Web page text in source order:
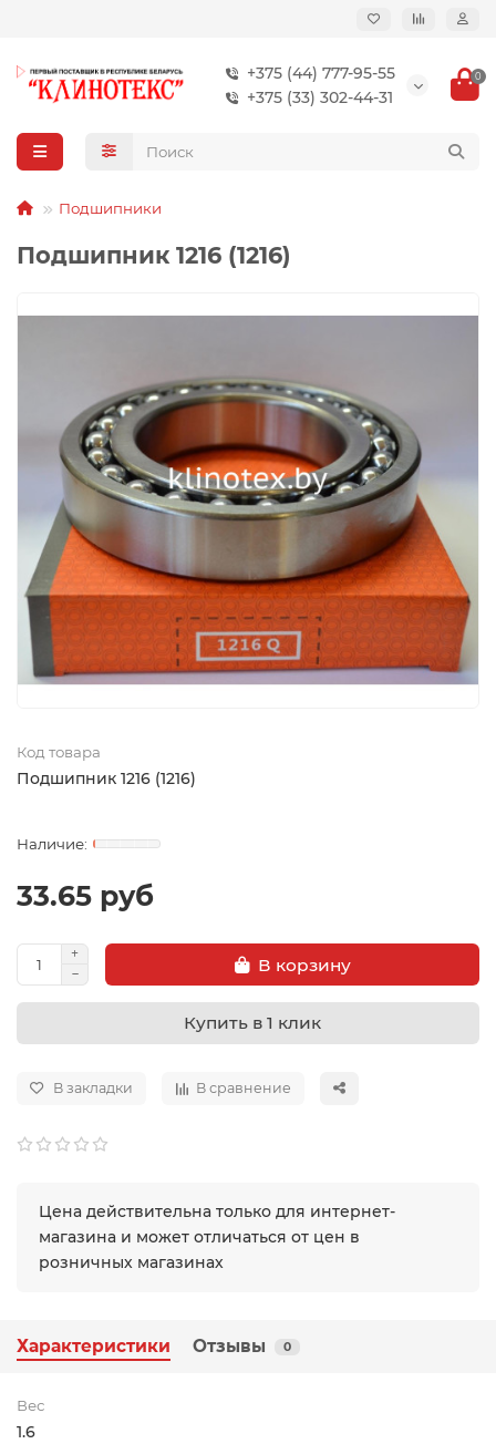
+375 (44) 777-95-55
+375 (33) 302-44-31
0
Подшипники
Подшипник 1216 (1216)
Код товара
Подшипник 1216 (1216)
33.65 руб
В корзину
Купить в 1 клик
В закладки В сравнение
Цена действительна только для интернет-
магазина и может отличаться от цен в
розничных магазинах
Характеристики Отзывы 0
Вес
1.6